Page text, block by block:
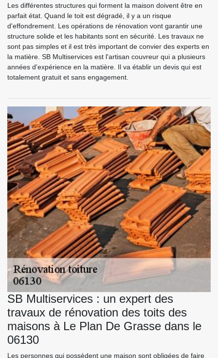
Les différentes structures qui forment la maison doivent être en
parfait état. Quand le toit est dégradé, il y a un risque
d'effondrement. Les opérations de rénovation vont garantir une
structure solide et les habitants sont en sécurité. Les travaux ne
sont pas simples et il est très important de convier des experts en
la matière. SB Multiservices est l'artisan couvreur qui a plusieurs
années d'expérience en la matière. Il va établir un devis qui est
totalement gratuit et sans engagement.
SB Multiservices : un expert des
travaux de rénovation des toits des
maisons à Le Plan De Grasse dans le
06130
Les personnes qui possèdent une maison sont obligées de faire